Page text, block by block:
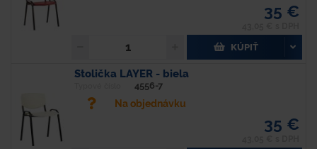
35 €
KÚPIŤ
Stolička LAYER - biela
4556-7
Na objednávku
35 €